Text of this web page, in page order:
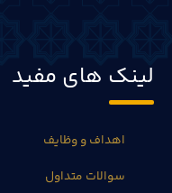
لینک های مفید
اهداف و وظایف
سوالات متداول